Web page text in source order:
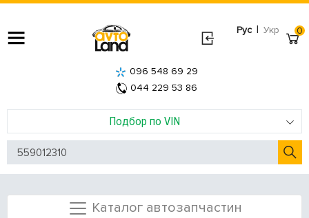
Рус | Укр
Подбор по VIN
096 548 69 29
044 229 53 86
0
Каталог автозапчастин